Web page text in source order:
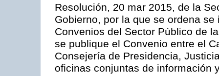
Resolución, 20 mar 2015, de la
Gobierno, por la que se ordena
Convenios del Sector Público de
se publique el Convenio entre el
Consejería de Presidencia,
oficinas conjuntas de información